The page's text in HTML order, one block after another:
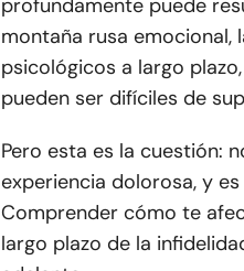
profundamente puede
montaña rusa
psicológicos a largo
pueden ser difíciles de
Pero esta es la cuestión:
experiencia dolorosa, y
Comprender cómo te
largo plazo de la